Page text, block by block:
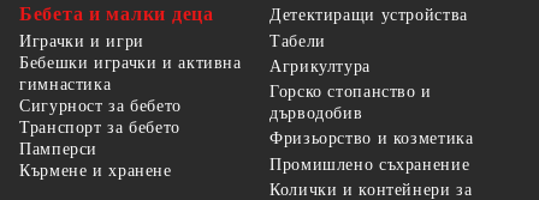
Бебета и малки деца
Играчки и игри
Бебешки играчки и активна
гимнастика
Сигурност за бебето
Транспорт за бебето
Памперси
Кърмене и хранене
Детектиращи устройства
Табели
Агрикултура
Горско стопанство и
дърводобив
Фризьорство и козметика
Промишлено съхранение
Колички и контейнери за